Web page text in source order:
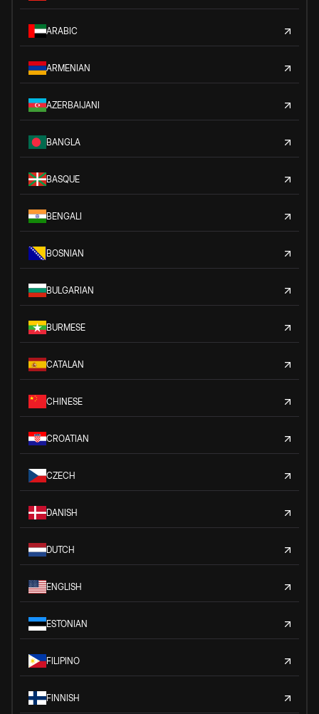
ARABIC
ARMENIAN
AZERBAIJANI
BANGLA
BASQUE
BENGALI
BOSNIAN
BULGARIAN
BURMESE
CATALAN
CHINESE
CROATIAN
CZECH
DANISH
DUTCH
ENGLISH
ESTONIAN
FILIPINO
FINNISH